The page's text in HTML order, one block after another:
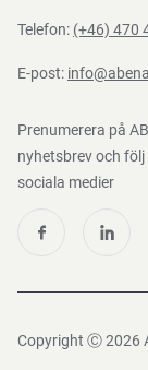
Telefon: (+46) 470
E-post:
Prenumerera på
nyhetsbrev och följ
sociala medier
Copyright Ⓒ 2026